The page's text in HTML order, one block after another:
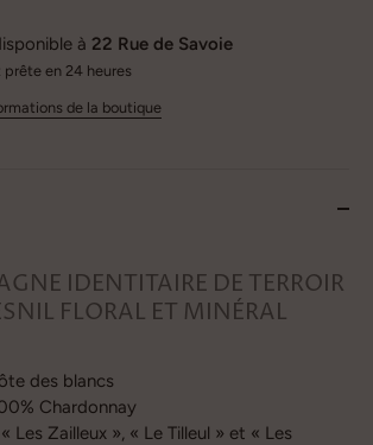
à 22 Rue de Savoie
en 24 heures
de la boutique
IDENTITAIRE DE TERROIR
FLORAL ET MINÉRAL
des blancs
Chardonnay
Les Zailleux », « Le Tilleul » et « Les